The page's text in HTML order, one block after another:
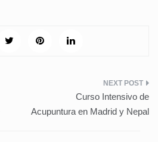
Curso Intensivo de
Acupuntura en Madrid y Nepal